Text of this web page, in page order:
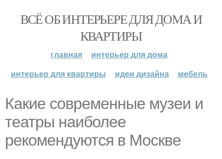
ВСЁ ОБ ИНТЕРЬЕРЕ ДЛЯ ДОМА И
КВАРТИРЫ
главная
интерьер для дома
интерьер для квартиры
идеи дизайна мебель
Какие современные музеи и
театры наиболее
рекомендуются в Москве